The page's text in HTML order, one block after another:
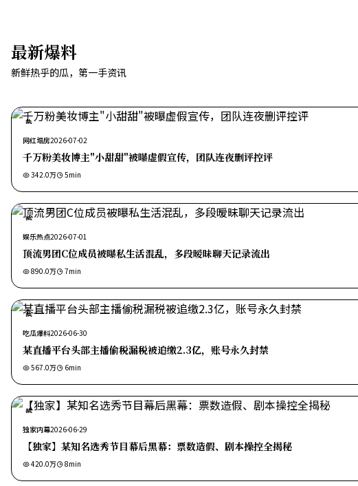
最新爆料
新鲜热乎的瓜，第一手资讯
热
网红塌房2026-07-02
千万粉美妆博主"小甜甜"被曝虚假宣传，团队连夜删评控评
342.0万 5min
热
娱乐热点2026-07-01
顶流男团C位成员被曝私生活混乱，多段暧昧聊天记录流出
890.0万 7min
热
吃瓜爆料2026-06-30
某直播平台头部主播偷税漏税被追缴2.3亿，账号永久封禁
567.0万 6min
热
独家内幕2026-06-29
【独家】某知名选秀节目幕后黑幕：票数造假、剧本操控全揭秘
420.0万 8min